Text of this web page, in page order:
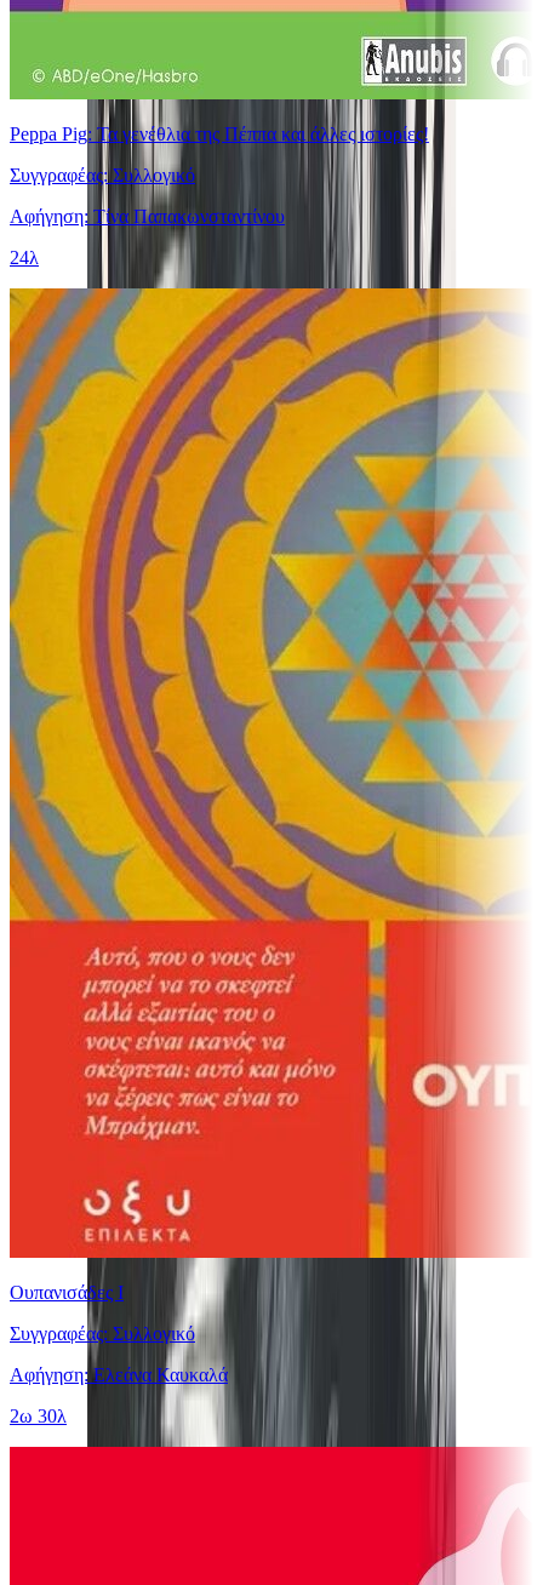
Peppa Pig: Τα γενέθλια της Πέππα και άλλες ιστορίες!
Συγγραφέας: Συλλογικό
Αφήγηση: Τίνα Παπακωνσταντίνου
24λ
Ουπανισάδες Ι
Συγγραφέας: Συλλογικό
Αφήγηση: Ελεάνα Καυκαλά
2ω 30λ